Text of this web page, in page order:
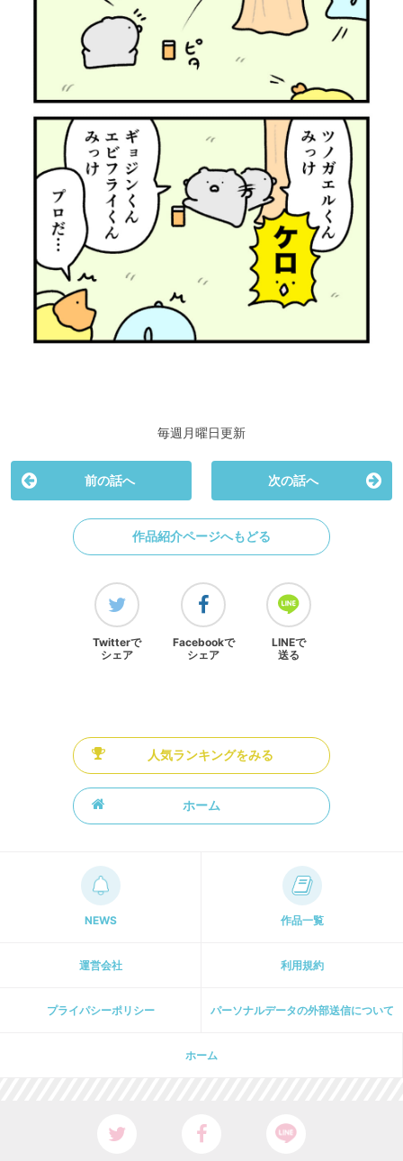
毎週月曜日更新
前の話へ 次の話へ
作品紹介ページへもどる
Twitterで
シェア
Facebookで
シェア
LINEで
送る
人気ランキングをみる
ホーム
NEWS 作品一覧
運営会社 利用規約
プライパシーポリシー パーソナルデータの外部送信について
ホーム